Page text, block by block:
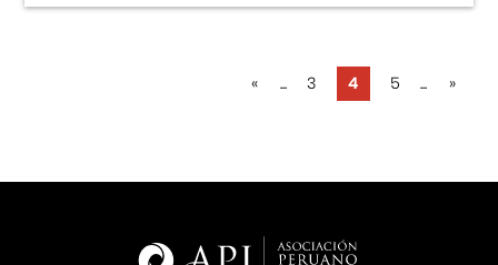
« ... 3 4 5 ... »